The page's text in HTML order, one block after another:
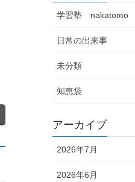
学習塾 nakatomo
日常の出来事
未分類
知恵袋
アーカイブ
2026年7月
2026年6月